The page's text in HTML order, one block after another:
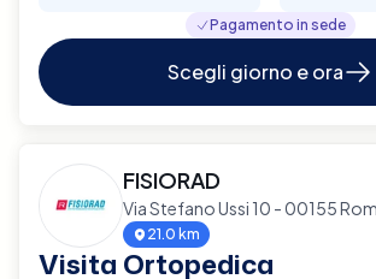
Pagamento in sede
Scegli giorno e ora
FISIORAD
Via Stefano Ussi 10 - 00155
21.0 km
Visita Ortopedica